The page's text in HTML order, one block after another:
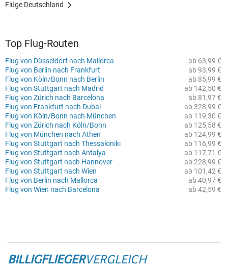
Flüge Deutschland
Top Flug-Routen
ab 63,99 €
Flug von Düsseldorf nach Mallorca
ab 93,99 €
Flug von Berlin nach Frankfurt
ab 85,99 €
Flug von Köln/Bonn nach Berlin
ab 142,50 €
Flug von Stuttgart nach Madrid
ab 81,97 €
Flug von Zürich nach Barcelona
ab 328,99 €
Flug von Frankfurt nach Dubai
ab 119,30 €
Flug von Köln/Bonn nach München
ab 125,58 €
Flug von Zürich nach Köln/Bonn
ab 124,99 €
Flug von München nach Athen
ab 116,99 €
Flug von Stuttgart nach Thessaloniki
ab 117,71 €
Flug von Stuttgart nach Antalya
ab 228,99 €
Flug von Stuttgart nach Hannover
ab 101,42 €
Flug von Stuttgart nach Wien
ab 40,97 €
Flug von Berlin nach Mallorca
ab 42,59 €
Flug von Wien nach Barcelona
BILLIGFLIEGERVERGLEICH